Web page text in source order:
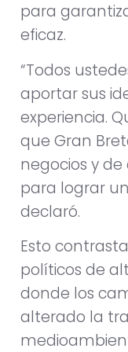
para
eficaz.
“Todos
aportar sus
experiencia.
que Gran
negocios y
para lograr
declaró.
Esto
políticos de
donde los
alterado la